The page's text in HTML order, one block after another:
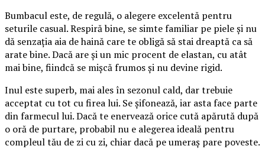
Bumbacul este, de regulă, o alegere excelentă pentru
seturile casual. Respiră bine, se simte familiar pe piele și nu
dă senzația aia de haină care te obligă să stai dreaptă ca să
arate bine. Dacă are și un mic procent de elastan, cu atât
mai bine, fiindcă se mișcă frumos și nu devine rigid.
Inul este superb, mai ales în sezonul cald, dar trebuie
acceptat cu tot cu firea lui. Se șifonează, iar asta face parte
din farmecul lui. Dacă te enervează orice cută apărută după
o oră de purtare, probabil nu e alegerea ideală pentru
compleul tău de zi cu zi, chiar dacă pe umeraș pare poveste.